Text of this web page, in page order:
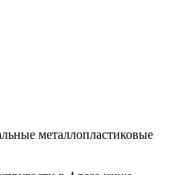
металлопластиковые